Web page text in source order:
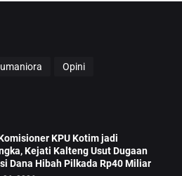
Opini
KPU Kotim jadi
Kejati Kalteng Usut Dugaan
Dana Hibah Pilkada Rp40 Miliar